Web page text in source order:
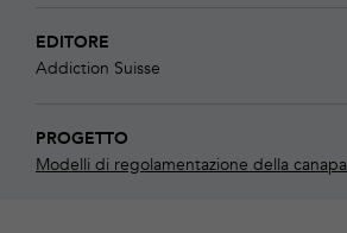
EDITORE
Addiction Suisse
PROGETTO
Modelli di regolamentazione della canapa